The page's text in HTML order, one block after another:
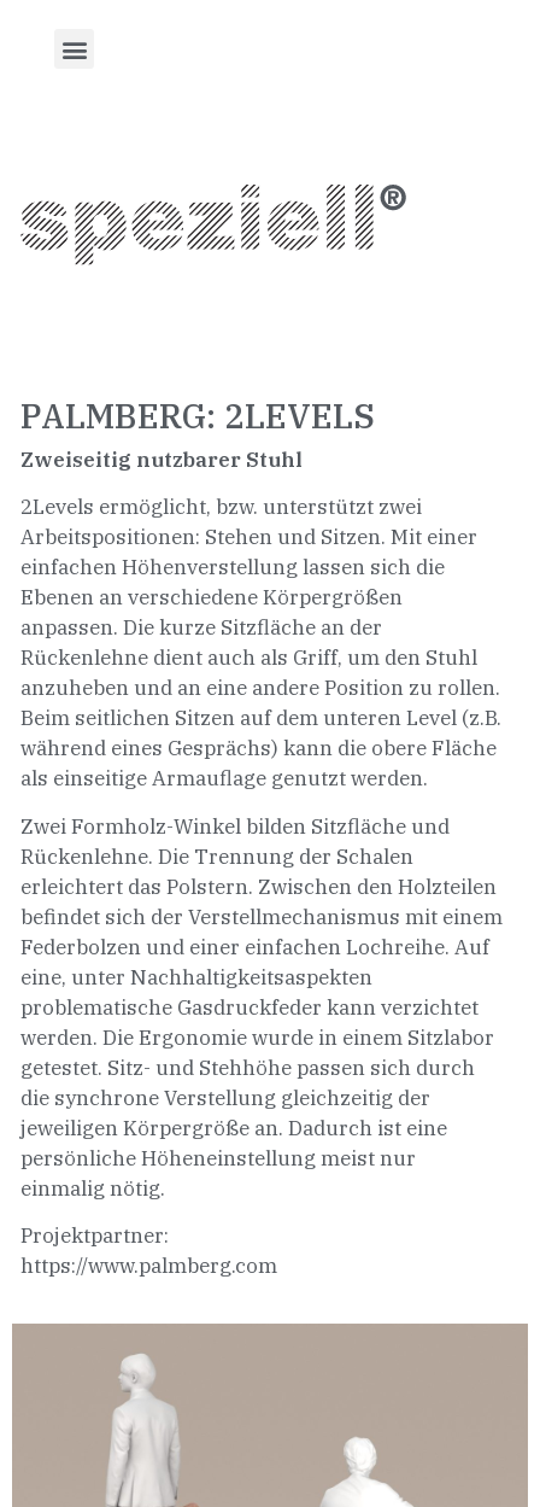
PALMBERG: 2LEVELS
Zweiseitig nutzbarer Stuhl
2Levels ermöglicht, bzw. unterstützt zwei
Arbeitspositionen: Stehen und Sitzen. Mit einer
einfachen Höhenverstellung lassen sich die
Ebenen an verschiedene Körpergrößen
anpassen. Die kurze Sitzfläche an der
Rückenlehne dient auch als Griff, um den Stuhl
anzuheben und an eine andere Position zu rollen.
Beim seitlichen Sitzen auf dem unteren Level (z.B.
während eines Gesprächs) kann die obere Fläche
als einseitige Armauflage genutzt werden.
Zwei Formholz-Winkel bilden Sitzfläche und
Rückenlehne. Die Trennung der Schalen
erleichtert das Polstern. Zwischen den Holzteilen
befindet sich der Verstellmechanismus mit einem
Federbolzen und einer einfachen Lochreihe. Auf
eine, unter Nachhaltigkeitsaspekten
problematische Gasdruckfeder kann verzichtet
werden. Die Ergonomie wurde in einem Sitzlabor
getestet. Sitz- und Stehhöhe passen sich durch
die synchrone Verstellung gleichzeitig der
jeweiligen Körpergröße an. Dadurch ist eine
persönliche Höheneinstellung meist nur
einmalig nötig.
Projektpartner:
https://www.palmberg.com